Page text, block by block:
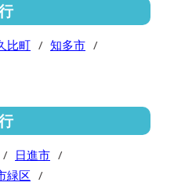
比町
知多市
日進市
緑区